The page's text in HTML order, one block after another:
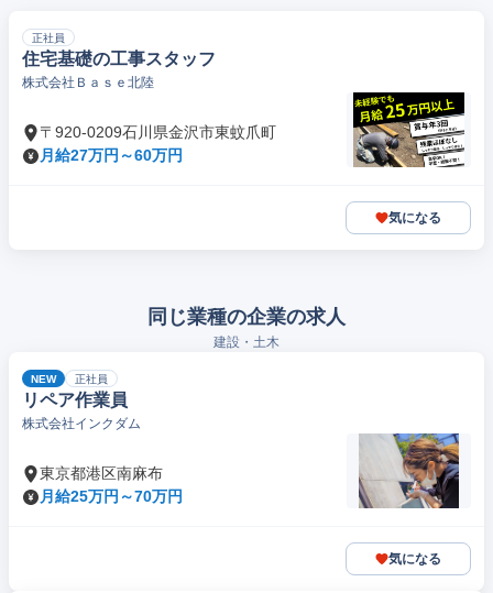
正社員
住宅基礎の工事スタッフ
株式会社Ｂａｓｅ北陸
〒920-0209石川県金沢市東蚊爪町
月給27万円～60万円
気になる
同じ業種の企業の求人
建設・土木
NEW 正社員
リペア作業員
株式会社インクダム
東京都港区南麻布
月給25万円～70万円
気になる